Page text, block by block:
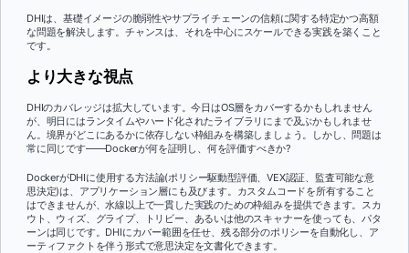
DHIは、基礎イメージの脆弱性やサプライチェーンの信頼に関する特定かつ高額
な問題を解決します。チャンスは、それを中心にスケールできる実践を築くこと
です。
より大きな視点
DHIのカバレッジは拡大しています。今日はOS層をカバーするかもしれません
が、明日にはランタイムやハード化されたライブラリにまで及ぶかもしれませ
ん。境界がどこにあるかに依存しない枠組みを構築しましょう。しかし、問題は
常に同じです――Dockerが何を証明し、何を評価すべきか?
DockerがDHIに使用する方法論(ポリシー駆動型評価、VEX認証、監査可能な意
思決定)は、アプリケーション層にも及びます。カスタムコードを所有すること
はできませんが、水線以上で一貫した実践のための枠組みを提供できます。スカ
ウト、ウィズ、グライプ、トリビー、あるいは他のスキャナーを使っても、パタ
ーンは同じです。DHIにカバー範囲を任せ、残る部分のポリシーを自動化し、ア
ーティファクトを伴う形式で意思決定を文書化できます。